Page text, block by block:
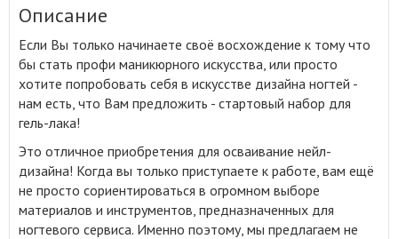
Описание
Если Вы только начинаете своё восхождение к тому что
бы стать профи маникюрного искусства, или просто
хотите попробовать себя в искусстве дизайна ногтей -
нам есть, что Вам предложить - стартовый набор для
гель-лака!
Это отличное приобретения для осваивание нейл-
дизайна! Когда вы только приступаете к работе, вам ещё
не просто сориентироваться в огромном выборе
материалов и инструментов, предназначенных для
ногтевого сервиса. Именно поэтому, мы предлагаем не